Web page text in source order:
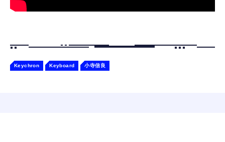
Keychron Keyboard 小寺信良